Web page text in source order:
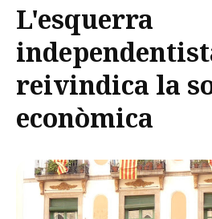
L'esquerra
reivindica la
econòmica